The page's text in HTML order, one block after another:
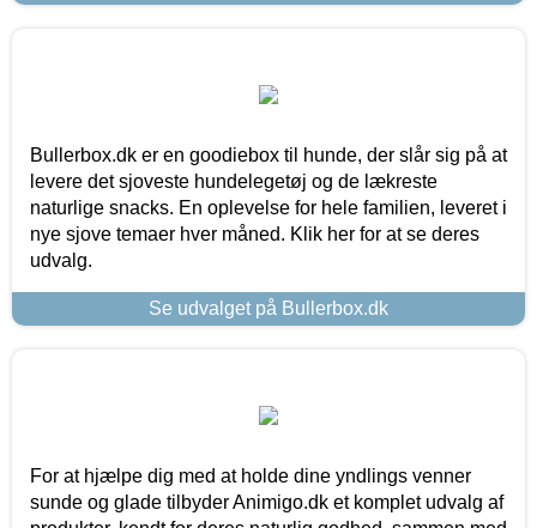
Bullerbox.dk er en goodiebox til hunde, der slår sig på at
levere det sjoveste hundelegetøj og de lækreste
naturlige snacks. En oplevelse for hele familien, leveret i
nye sjove temaer hver måned. Klik her for at se deres
udvalg.
Se udvalget på Bullerbox.dk
For at hjælpe dig med at holde dine yndlings venner
sunde og glade tilbyder Animigo.dk et komplet udvalg af